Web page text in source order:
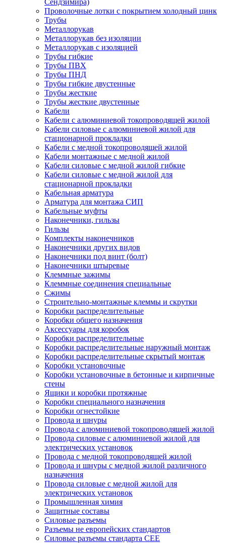
Сендзимира)
Проволочные лотки с покрытием холодный цинк
Трубы
Металлорукав
Металлорукав без изоляции
Металлорукав с изоляцией
Трубы гибкие
Трубы ПВХ
Трубы ПНД
Трубы гибкие двустенные
Трубы жесткие
Трубы жесткие двустенные
Кабели
Кабели с алюминиевой токопроводящей жилой
Кабели силовые с алюминиевой жилой для
стационарной прокладки
Кабели с медной токопроводящей жилой
Кабели монтажные с медной жилой
Кабели силовые с медной жилой гибкие
Кабели силовые с медной жилой для
стационарной прокладки
Кабельная арматура
Арматура для монтажа СИП
Кабельные муфты
Наконечники, гильзы
Гильзы
Комплекты наконечников
Наконечники других видов
Наконечники под винт (болт)
Наконечники штыревые
Клеммные зажимы
Клеммные соединения специальные
Сжимы
Строительно-монтажные клеммы и скрутки
Коробки распределительные
Коробки общего назначения
Аксессуары для коробок
Коробки распределительные
Коробки распределительные наружный монтаж
Коробки распределительные скрытый монтаж
Коробки установочные
Коробки установочные в бетонные и кирпичные
стены
Ящики и коробки протяжные
Коробки специального назначения
Коробки огнестойкие
Провода и шнуры
Провода с алюминиевой токопроводящей жилой
Провода силовые с алюминиевой жилой для
электрических установок
Провода с медной токопроводящей жилой
Провода и шнуры с медной жилой различного
назначения
Провода силовые с медной жилой для
электрических установок
Промышленная химия
Защитные составы
Силовые разъемы
Разъемы не европейских стандартов
Силовые разъемы стандарта CEE